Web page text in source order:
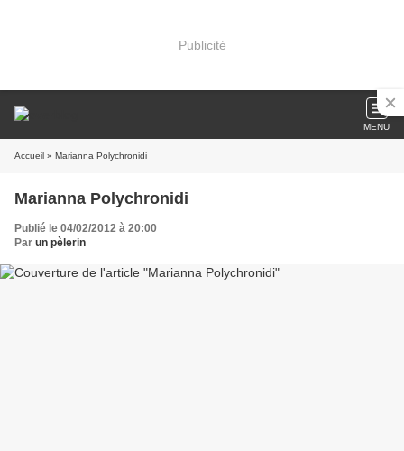
Publicité
MENU
Accueil » Marianna Polychronidi
Marianna Polychronidi
Publié le 04/02/2012 à 20:00
Par un pèlerin